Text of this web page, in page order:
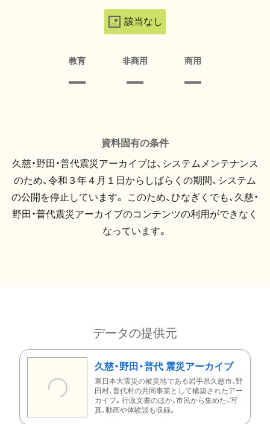
該当なし
教育 非商用 商用
資料固有の条件
久慈・野田・普代震災アーカイブは、システムメンテナンス
のため、令和３年４月１日からしばらくの期間、システム
の公開を停止しています。 このため、ひなぎくでも、久慈・
野田・普代震災アーカイブのコンテンツの利用ができなく
なっています。
データの提供元
久慈・野田・普代 震災アーカイブ
東日本大震災の被災地である岩手県久慈市、野
田村、普代村の共同事業として構築されたアー
カイブ。行政文書のほか、市民から集めた、写
真、動画や体験談も収録。